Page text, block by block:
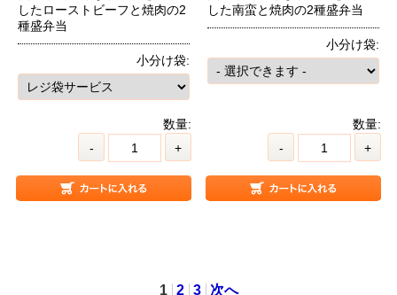
したローストビーフと焼肉の2
種盛弁当
小分け袋:
数量:
-
+
した南蛮と焼肉の2種盛弁当
小分け袋:
数量:
-
+
1 2 3 次へ